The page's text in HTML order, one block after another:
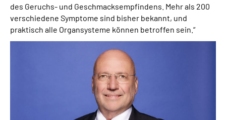
des Geruchs- und Geschmacksempfindens. Mehr als 200
verschiedene Symptome sind bisher bekannt, und
praktisch alle Organsysteme können betroffen sein.“